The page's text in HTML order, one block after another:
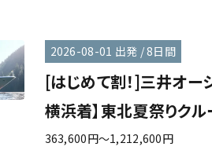
2026-08-01 出発 / 8日間
[はじめて割！]三井オー
横浜着】東北夏祭りク
363,600円～1,212,600円